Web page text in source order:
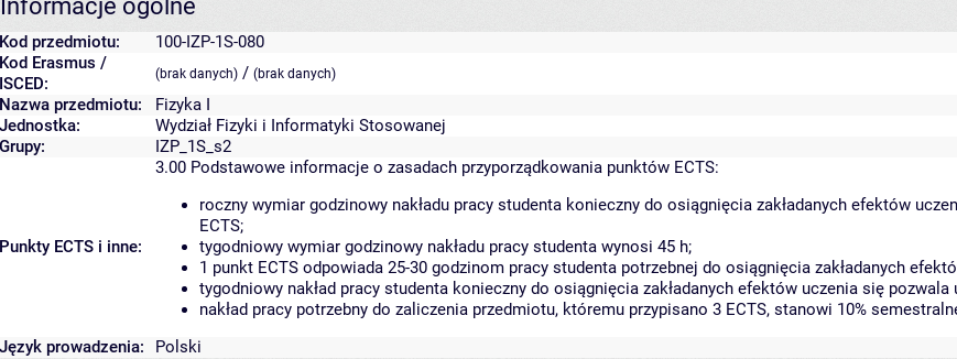
Informacje ogólne
Kod przedmiotu:
100-IZP-1S-080
Kod Erasmus /
ISCED:
(brak danych) / (brak danych)
Nazwa przedmiotu:
Fizyka I
Jednostka:
Wydział Fizyki i Informatyki Stosowanej
Grupy:
IZP_1S_s2
Punkty ECTS i inne:
3.00 Podstawowe informacje o zasadach przyporządkowania punktów ECTS:
roczny wymiar godzinowy nakładu pracy studenta konieczny do osiągnięcia zakładanych efektów
ECTS;
tygodniowy wymiar godzinowy nakładu pracy studenta wynosi 45 h;
1 punkt ECTS odpowiada 25-30 godzinom pracy studenta potrzebnej do osiągnięcia zakładanych
tygodniowy nakład pracy studenta konieczny do osiągnięcia zakładanych efektów uczenia się pozwala
nakład pracy potrzebny do zaliczenia przedmiotu, któremu przypisano 3 ECTS, stanowi 10%
Język prowadzenia:
Polski